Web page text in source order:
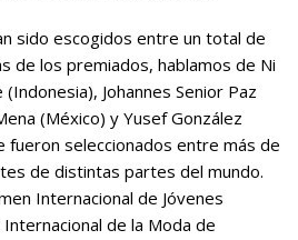
sido escogidos entre un total de
de los premiados, hablamos de Ni
Johannes Senior Paz
(México) y Yusef González
fueron seleccionados entre más de
de distintas partes del mundo.
Internacional de Jóvenes
de la Moda de